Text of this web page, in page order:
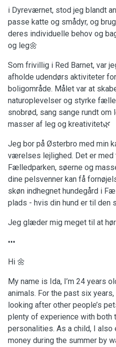
i Dyreværnet, stod jeg blandt
passe katte og smådyr, og
deres individuelle behov og
og leg🌼
Som frivillig i Red Barnet, var
afholde udendørs aktiviteter
boligområde. Målet var at
naturoplevelser og styrke
snobrød, sang sange rundt om
masser af leg og kreativitet🌿
Jeg bor på Østerbro med min
værelses lejlighed. Det er
Fælledparken, søerne og
dine pelsvenner kan få
skøn indhegnet hundegård i
plads - hvis din hund er til den
Jeg glæder mig meget til at
•••
Hi 🌼
My name is Ida, I’m 24 years
animals. For the past six
looking after other people’s
plenty of experience with both
personalities. As a child, I
money during the summer by